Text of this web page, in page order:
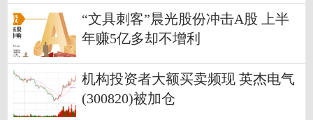
“文具刺客”晨光股份冲击A股 上半
年赚5亿多却不增利
机构投资者大额买卖频现 英杰电气
(300820)被加仓